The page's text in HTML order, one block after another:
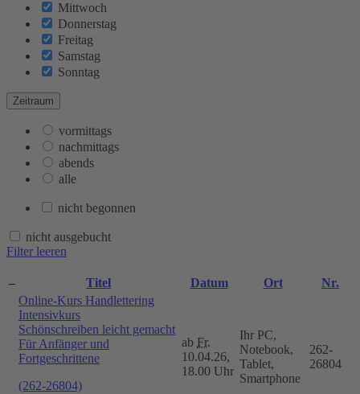
Mittwoch
Donnerstag
Freitag
Samstag
Sonntag
Zeitraum
vormittags
nachmittags
abends
alle
nicht begonnen
nicht ausgebucht
Filter leeren
– Titel Datum Ort
Nr.
Online-Kurs Handlettering
Intensivkurs
Schönschreiben leicht gemacht
Für Anfänger und
Fortgeschrittene
(262-26804)
ab Fr.
10.04.26,
18.00 Uhr
Ihr PC,
Notebook,
Tablet,
Smartphone
262-
26804